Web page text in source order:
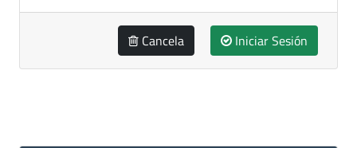
Cancela Iniciar Sesión